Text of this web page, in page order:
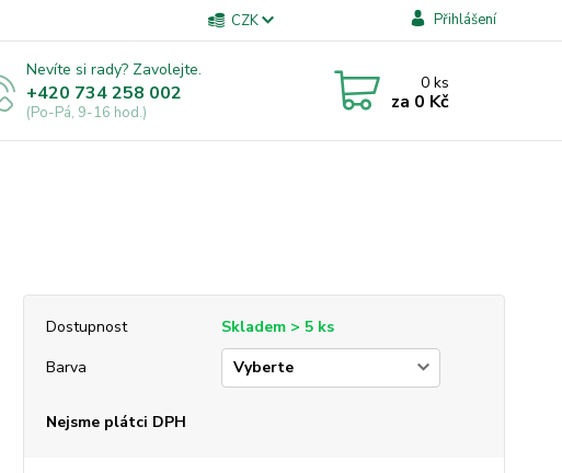
CZK Přihlášení
Nevíte si rady? Zavolejte.
+420 734 258 002
(Po-Pá, 9-16 hod.)
0ks
za 0 Kč
Dostupnost
Skladem > 5 ks
Barva
Nejsme plátci DPH